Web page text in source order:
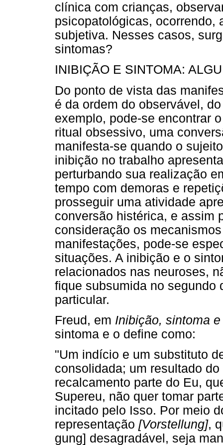
clínica com crianças,
psicopatológicas, ocorrendo,
subjetiva. Nesses casos,
sintomas?
INIBIÇÃO E SINTOMA:
Do ponto de vista das
é da ordem do observável,
exemplo, pode-se encontrar
ritual obsessivo, uma
manifesta-se quando o
inibição no trabalho
perturbando sua realização
tempo com demoras e
prosseguir uma atividade
conversão histérica, e assim
consideração os
manifestações, pode-se
situações. A inibição e o
relacionados nas neuroses,
fique subsumida no segundo
particular.
Freud, em Inibição, sintoma
sintoma e o define como:
"Um indício e um substituto
consolidada; um resultado
recalcamento parte do Eu,
Supereu, não quer tomar
incitado pelo Isso. Por meio
representação [Vorstellung],
gung] desagradável, seja